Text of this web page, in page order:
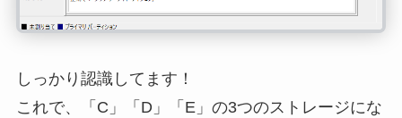
しっかり認識してます！
これで、「C」「D」「E」の3つのストレージにな